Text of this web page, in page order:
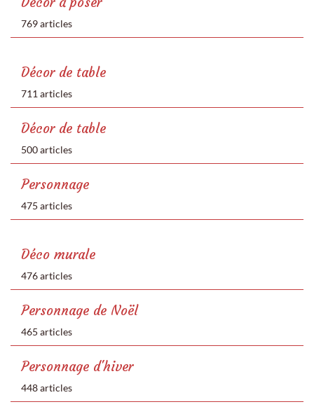
769 articles
Décor de table
711 articles
Décor de table
500 articles
Personnage
475 articles
Déco murale
476 articles
Personnage de Noël
465 articles
Personnage d'hiver
448 articles